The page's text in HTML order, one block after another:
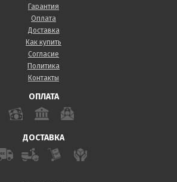
Гарантия
Оплата
Доставка
Как купить
Согласие
Политика
Контакты
ОПЛАТА
ДОСТАВКА